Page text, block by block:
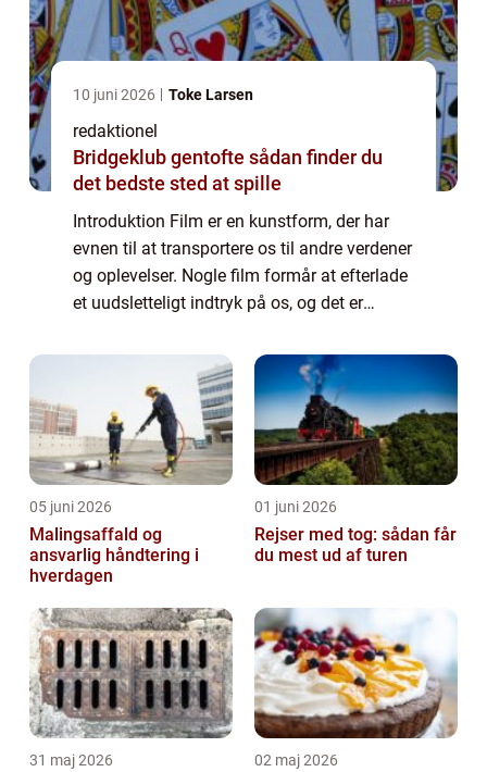
10 juni 2026 Toke Larsen
redaktionel
Bridgeklub gentofte sådan finder du
det bedste sted at spille
Introduktion Film er en kunstform, der har
evnen til at transportere os til andre verdener
og oplevelser. Nogle film formår at efterlade
et uudsletteligt indtryk på os, og det er
Denne artikel vil præse...
05 juni 2026
Malingsaffald og
ansvarlig håndtering i
hverdagen
01 juni 2026
Rejser med tog: sådan får
du mest ud af turen
31 maj 2026 02 maj 2026